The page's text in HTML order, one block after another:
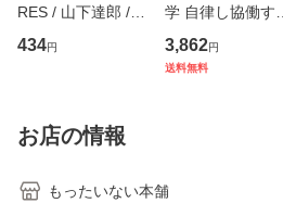
RES / 山下達郎 /
イーストウエス
ト・ジャパン [CD]
434円
学 自律し協働する
専門職の看護マネ
ジメントスキル 改
3,862円
送料無料
お店の情報
もったいない本舗